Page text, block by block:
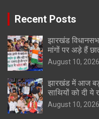
Recent Posts
झारखंड
मांगों पर अड़े हैं
August 10, 2026
झारखंड में आज
साथियों को दी ये
August 10, 2026